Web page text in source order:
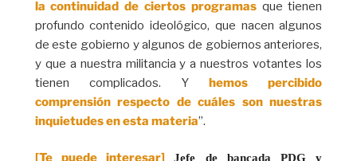
la continuidad de ciertos programasque tienen
profundo contenido ideológico, que nacen algunos
de este gobierno y algunos de gobiernos anteriores,
y que a nuestra militancia y a nuestros votantes los
tienen complicados. Yhemos percibido
comprensión respecto de cuáles son nuestras
inquietudes en esta materia”.
[Te puede interesar]Jefe de bancada PDG y